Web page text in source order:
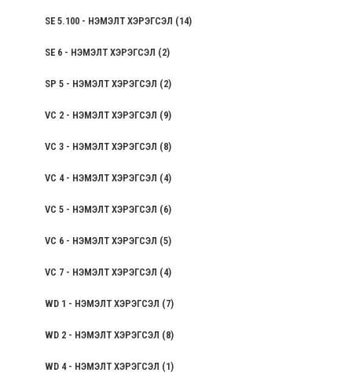
SE 5.100 - НЭМЭЛТ ХЭРЭГСЭЛ (14)
SE 6 - НЭМЭЛТ ХЭРЭГСЭЛ (2)
SP 5 - НЭМЭЛТ ХЭРЭГСЭЛ (2)
VC 2 - НЭМЭЛТ ХЭРЭГСЭЛ (9)
VC 3 - НЭМЭЛТ ХЭРЭГСЭЛ (8)
VC 4 - НЭМЭЛТ ХЭРЭГСЭЛ (4)
VC 5 - НЭМЭЛТ ХЭРЭГСЭЛ (6)
VC 6 - НЭМЭЛТ ХЭРЭГСЭЛ (5)
VC 7 - НЭМЭЛТ ХЭРЭГСЭЛ (4)
WD 1 - НЭМЭЛТ ХЭРЭГСЭЛ (7)
WD 2 - НЭМЭЛТ ХЭРЭГСЭЛ (8)
WD 4 - НЭМЭЛТ ХЭРЭГСЭЛ (1)